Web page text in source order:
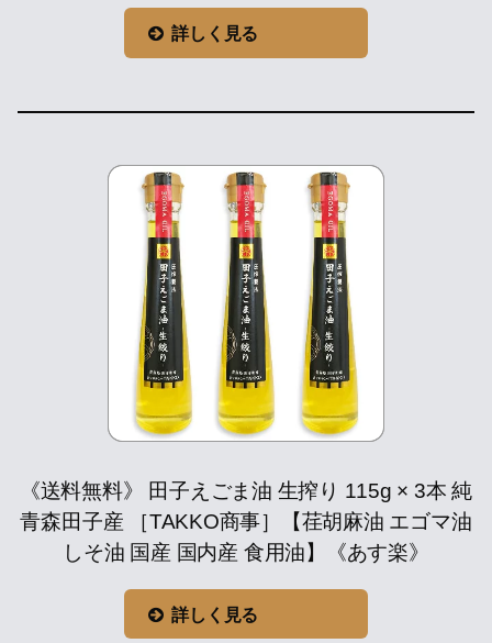
詳しく見る
《送料無料》 田子えごま油 生搾り 115g × 3本 純
青森田子産 ［TAKKO商事］【荏胡麻油 エゴマ油
しそ油 国産 国内産 食用油】《あす楽》
詳しく見る